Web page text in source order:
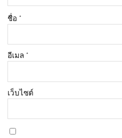
ชื่อ *
อีเมล *
เว็บไซต์